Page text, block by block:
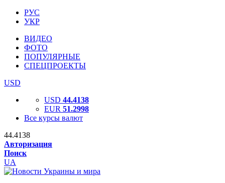
РУС
УКР
ВИДЕО
ФОТО
ПОПУЛЯРНЫЕ
СПЕЦПРОЕКТЫ
USD
USD 44.4138
EUR 51.2998
Все курсы валют
44.4138
Авторизация
Поиск
UA